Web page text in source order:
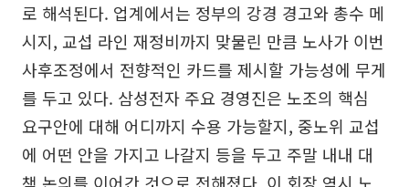
로 해석된다. 업계에서는 정부의 강경 경고와 총수 메
시지, 교섭 라인 재정비까지 맞물린 만큼 노사가 이번
사후조정에서 전향적인 카드를 제시할 가능성에 무게
를 두고 있다. 삼성전자 주요 경영진은 노조의 핵심
요구안에 대해 어디까지 수용 가능할지, 중노위 교섭
에 어떤 안을 가지고 나갈지 등을 두고 주말 내내 대